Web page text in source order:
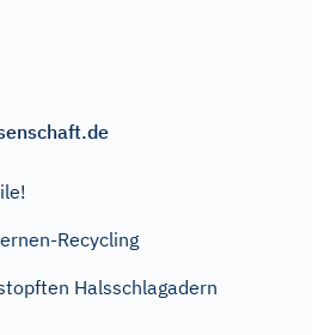
Recycling
Halsschlagadern